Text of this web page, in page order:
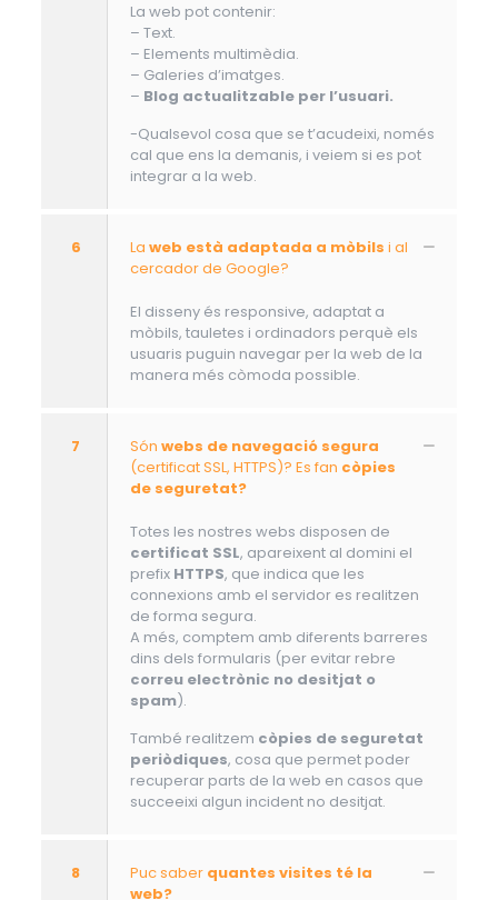
La web pot contenir:
– Text.
– Elements multimèdia.
– Galeries d’imatges.
– Blog actualitzable per l’usuari.
-Qualsevol cosa que se t’acudeixi, només
cal que ens la demanis, i veiem si es pot
integrar a la web.
6 La web està adaptada a mòbils i al
cercador de Google?
El disseny és responsive, adaptat a
mòbils, tauletes i ordinadors perquè els
usuaris puguin navegar per la web de la
manera més còmoda possible.
7 Són webs de navegació segura
(certificat SSL, HTTPS)? Es fan còpies
de seguretat?
Totes les nostres webs disposen de
certificat SSL, apareixent al domini el
prefix HTTPS, que indica que les
connexions amb el servidor es realitzen
de forma segura.
A més, comptem amb diferents barreres
dins dels formularis (per evitar rebre
correu electrònic no desitjat o
spam).
També realitzem còpies de seguretat
periòdiques, cosa que permet poder
recuperar parts de la web en casos que
succeeixi algun incident no desitjat.
8 Puc saber quantes visites té la
web?